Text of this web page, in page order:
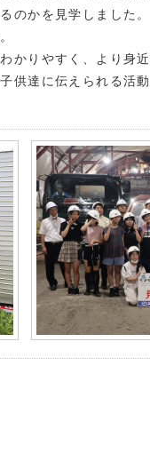
のかを見学しました
かりやすく、より身
供達に伝えられる活